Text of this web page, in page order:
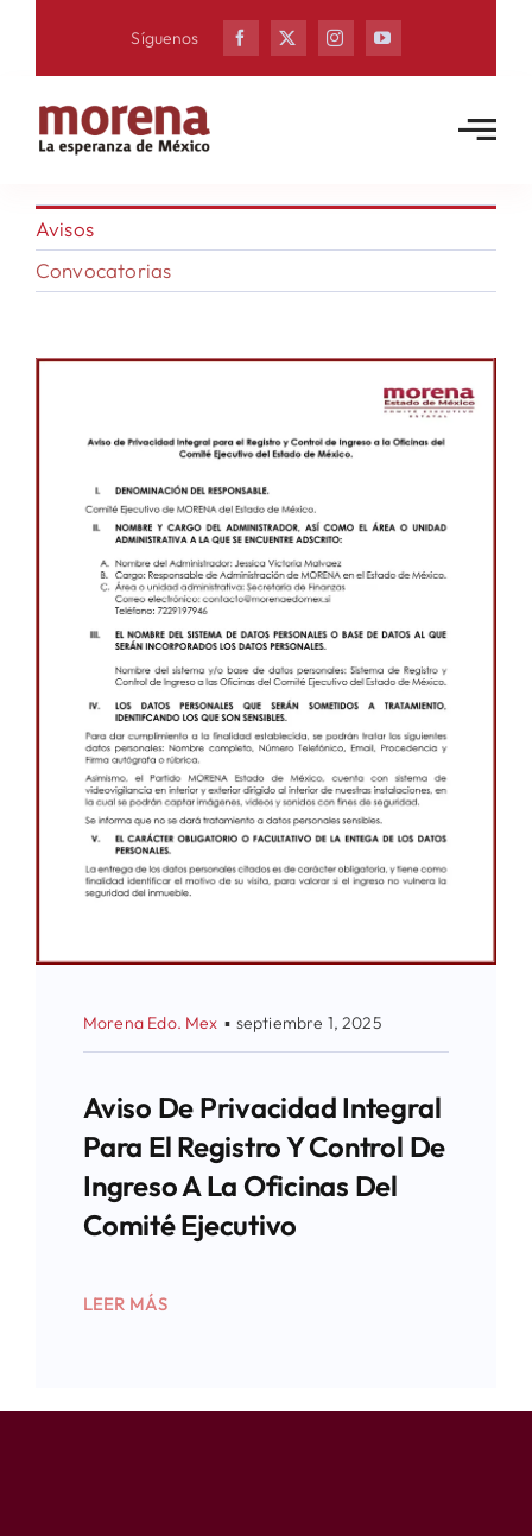
Síguenos
Avisos
Convocatorias
Morena Edo. Mex ▪ septiembre 1, 2025
Aviso De Privacidad Integral
Para El Registro Y Control De
Ingreso A La Oficinas Del
Comité Ejecutivo
LEER MÁS